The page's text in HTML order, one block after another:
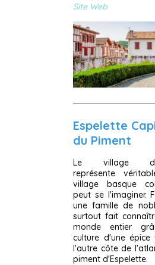
Site Web
Espelette
du Piment
Le village
représente
village basque
peut se l'imaginer.
une famille de
surtout fait
monde entier
culture d'une épice
l'autre côte de
piment d'Espelette.